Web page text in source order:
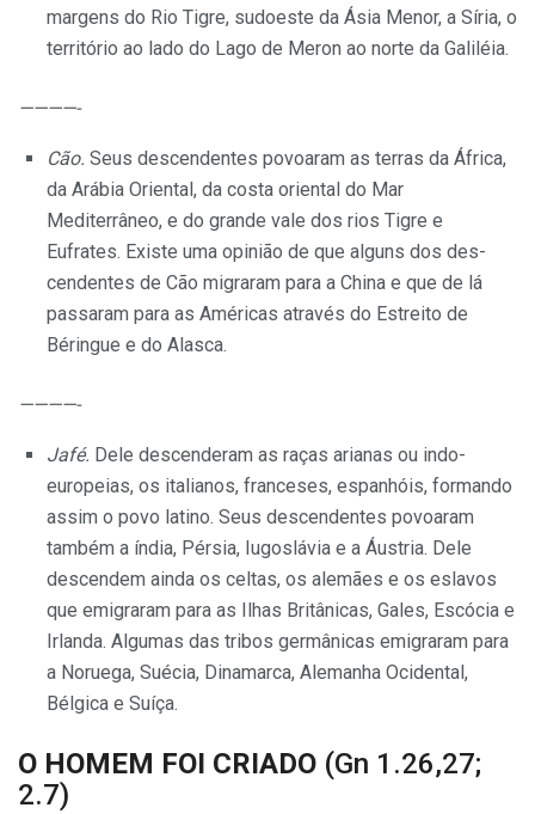
margens do Rio Tigre, sudoeste da Ásia Menor, a Síria, o
território ao lado do Lago de Meron ao norte da Galiléia.
————-
Cão. Seus descendentes po­voaram as terras da África,
da Ará­bia Oriental, da costa oriental do Mar
Mediterrâneo, e do grande vale dos rios Tigre e
Eufrates. Existe uma opinião de que alguns dos des­
cendentes de Cão migraram para a China e que de lá
passaram para as Américas através do Estreito de
Béringue e do Alasca.
————-
Jafé. Dele descenderam as ra­ças arianas ou indo-
europeias, os italianos, franceses, espanhóis, for­mando
assim o povo latino. Seus descendentes povoaram
também a índia, Pérsia, Iugoslávia e a Áus­tria. Dele
descendem ainda os cel­tas, os alemães e os eslavos
que emi­graram para as Ilhas Britânicas, Gales, Escócia e
Irlanda. Algumas das tribos germânicas emigraram para
a Noruega, Suécia, Dinamar­ca, Alemanha Ocidental,
Bélgica e Suíça.
O HOMEM FOI CRIADO (Gn 1.26,27;
2.7)